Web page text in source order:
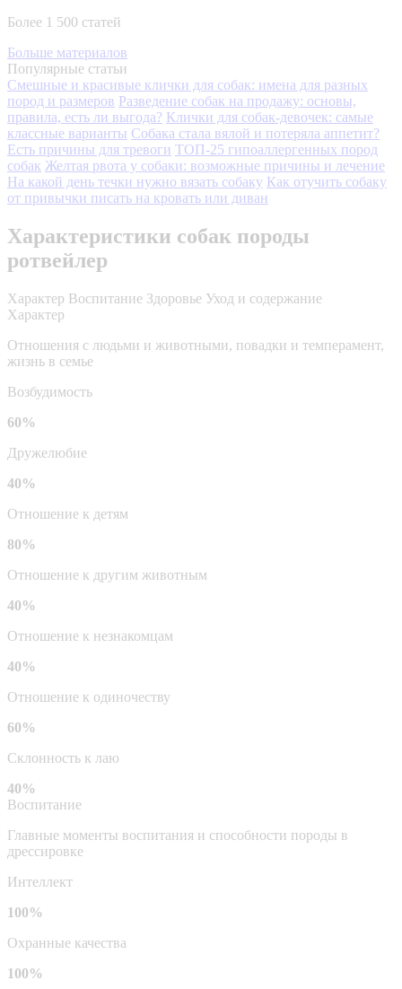
Более 1 500 статей
Больше материалов
Популярные статьи
Смешные и красивые клички для собак: имена для разных
пород и размеров Разведение собак на продажу: основы,
правила, есть ли выгода? Клички для собак-девочек: самые
классные варианты Собака стала вялой и потеряла аппетит?
Есть причины для тревоги ТОП-25 гипоаллергенных пород
собак Желтая рвота у собаки: возможные причины и лечение
На какой день течки нужно вязать собаку Как отучить собаку
от привычки писать на кровать или диван
Характеристики собак породы
ротвейлер
Характер Воспитание Здоровье Уход и содержание
Характер
Отношения с людьми и животными, повадки и темперамент,
жизнь в семье
Возбудимость
60%
Дружелюбие
40%
Отношение к детям
80%
Отношение к другим животным
40%
Отношение к незнакомцам
40%
Отношение к одиночеству
60%
Склонность к лаю
40%
Воспитание
Главные моменты воспитания и способности породы в
дрессировке
Интеллект
100%
Охранные качества
100%